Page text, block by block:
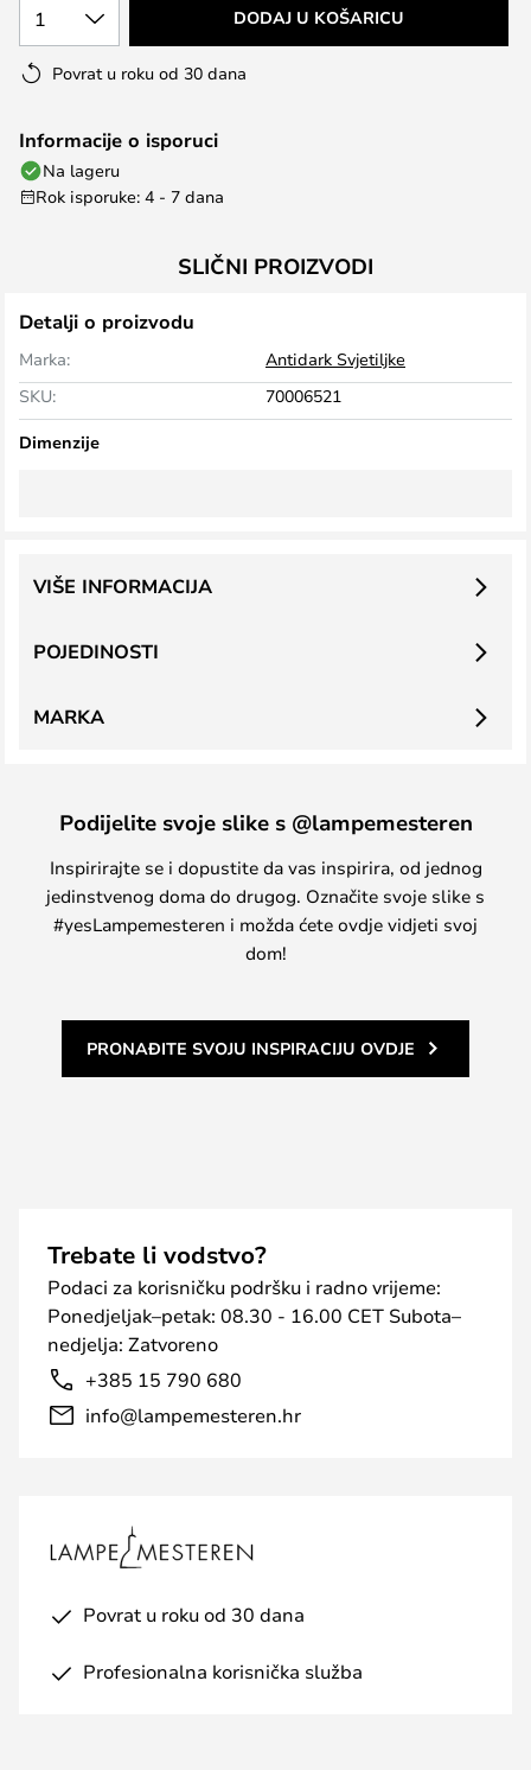
1 DODAJ U KOŠARICU
Povrat u roku od 30 dana
Informacije o isporuci
Na lageru
Rok isporuke: 4 - 7 dana
SLIČNI PROIZVODI
Detalji o proizvodu
Marka:
Antidark Svjetiljke
SKU:
70006521
Dimenzije
POJEDINOSTI
VIŠE INFORMACIJA
MARKA
Podijelite svoje slike s @lampemesteren
Inspirirajte se i dopustite da vas inspirira, od jednog
jedinstvenog doma do drugog. Označite svoje slike s
#yesLampemesteren i možda ćete ovdje vidjeti svoj
dom!
PRONAĐITE SVOJU INSPIRACIJU OVDJE
Trebate li vodstvo?
Podaci za korisničku podršku i radno vrijeme:
Ponedjeljak–petak: 08.30 - 16.00 CET Subota–
nedjelja: Zatvoreno
+385 15 790 680
info@lampemesteren.hr
Povrat u roku od 30 dana
Profesionalna korisnička služba